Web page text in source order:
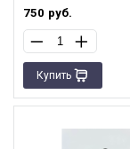
750 руб.
Купить